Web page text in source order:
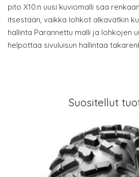
pito X10:n uusi kuviomalli saa
itsestään, vaikka lohkot alkavatkin
hallinta Parannettu malli ja lohkojen
helpottaa sivuluisun hallintaa
Suositellut